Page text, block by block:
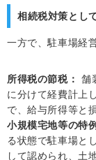
相続税対策とし
一方で、駐車場経
所得税の節税：
舗
に分けて経費計上
で、給与所得等と
小規模宅地等の特
る状態で駐車場と
して認められ、土